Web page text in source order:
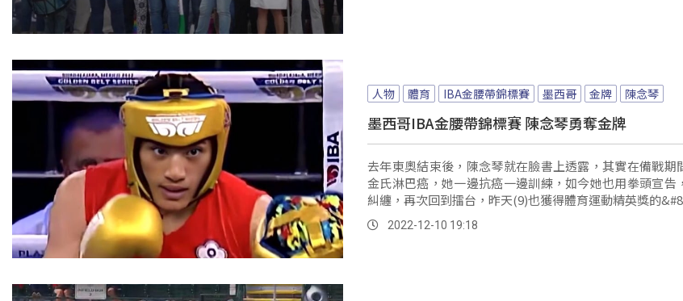
人物 體育 IBA金腰帶錦標賽 墨西哥 金牌 陳念琴
墨西哥IBA金腰帶錦標賽 陳念琴勇奪金牌
去年東奧結束後，陳念琴就在臉書上透露，其實在備戰期
金氏淋巴癌，她一邊抗癌一邊訓練，如今她也用拳頭宣告
糾纏，再次回到擂台，昨天(9)也獲得體育運動精英獎的
2022-12-10 19:18